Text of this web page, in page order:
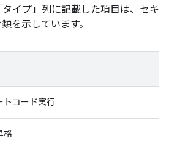
イプ」 列に記載した項目は、セキ
を示しています。
トコード実行
格